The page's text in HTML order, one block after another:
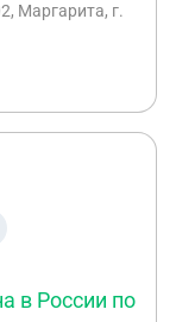
Маргарита, г.
в России по